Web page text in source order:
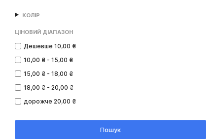
КОЛІР
ЦІНОВИЙ ДІАПАЗОН
Дешевше 10,00 ₴
10,00 ₴ - 15,00 ₴
15,00 ₴ - 18,00 ₴
18,00 ₴ - 20,00 ₴
дорожче 20,00 ₴
Пошук